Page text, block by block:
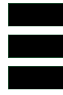
Schmuck